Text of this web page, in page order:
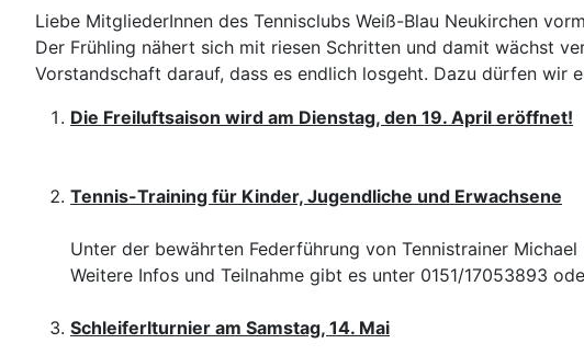
Liebe MitgliederInnen des Tennisclubs Weiß-Blau Neukirchen
Der Frühling nähert sich mit riesen Schritten und damit wächst
Vorstandschaft darauf, dass es endlich losgeht. Dazu dürfen wir
Die Freiluftsaison wird am Dienstag, den 19. April eröffnet!
Tennis-Training für Kinder, Jugendliche und Erwachsene
Unter der bewährten Federführung von Tennistrainer
Weitere Infos und Teilnahme gibt es unter 0151/17053893
Schleiferlturnier am Samstag, 14. Mai